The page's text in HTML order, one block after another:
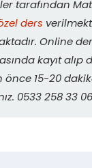
tarafından
ders
Online
kayıt
15-20
0533 258 33